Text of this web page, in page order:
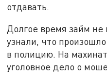
отдавать.
Долгое время займ не
узнали, что
в полицию. На
уголовное дело о